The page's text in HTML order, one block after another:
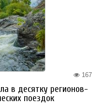
167
в десятку регионов-
поездок